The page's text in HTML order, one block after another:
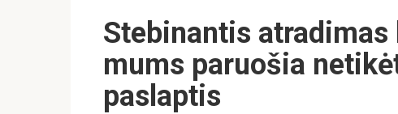
Stebinantis
mums paruošia
paslaptis